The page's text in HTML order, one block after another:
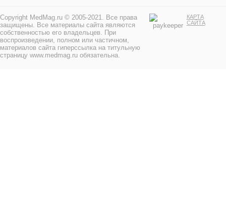
Copyright MedMag.ru © 2005-2021. Все права
защищены. Все материалы сайта являются
собственностью его владельцев. При
воспроизведении, полном или частичном,
материалов сайта гиперссылка на титульную
страницу www.medmag.ru обязательна.
КАРТА
САЙТА